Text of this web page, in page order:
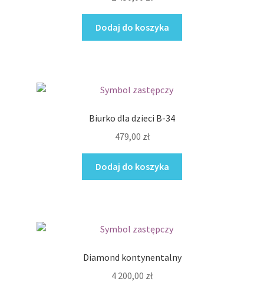
Dodaj do koszyka
Biurko dla dzieci B-34
479,00 zł
Dodaj do koszyka
Diamond kontynentalny
4 200,00 zł